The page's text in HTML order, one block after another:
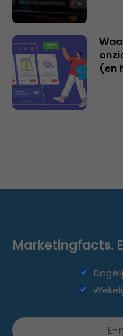
(en
Marketingfacts.